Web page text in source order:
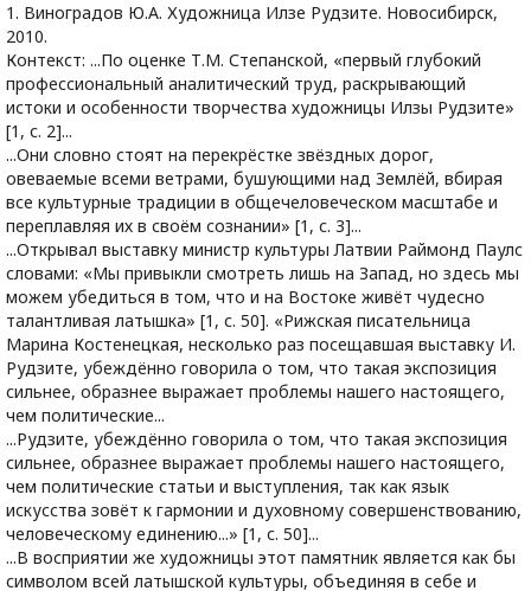
1. Виноградов Ю.А. Художница Илзе Рудзите. Новосибирск,
2010.
Контекст: ...По оценке Т.М. Степанской, «первый глубокий
профессиональный аналитический труд, раскрывающий
истоки и особенности творчества художницы Илзы Рудзите»
[1, с. 2]...
...Они словно стоят на перекрёстке звёздных дорог,
овеваемые всеми ветрами, бушующими над Землёй, вбирая
все культурные традиции в общечеловеческом масштабе и
переплавляя их в своём сознании» [1, с. 3]...
...Открывал выставку министр культуры Латвии Раймонд Паулс
словами: «Мы привыкли смотреть лишь на Запад, но здесь мы
можем убедиться в том, что и на Востоке живёт чудесно
талантливая латышка» [1, с. 50]. «Рижская писательница
Марина Костенецкая, несколько раз посещавшая выставку И.
Рудзите, убеждённо говорила о том, что такая экспозиция
сильнее, образнее выражает проблемы нашего настоящего,
чем политические...
...Рудзите, убеждённо говорила о том, что такая экспозиция
сильнее, образнее выражает проблемы нашего настоящего,
чем политические статьи и выступления, так как язык
искусства зовёт к гармонии и духовному совершенствованию,
человеческому единению...» [1, с. 50]...
...В восприятии же художницы этот памятник является как бы
символом всей латышской культуры, объединяя в себе и